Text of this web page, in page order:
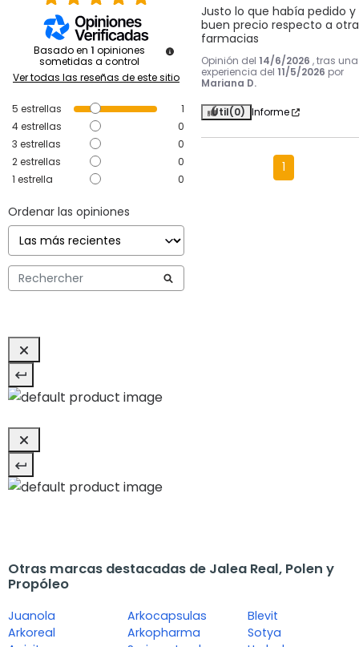
Basado en 1 opiniones
sometidas a control
Ver todas las reseñas de este sitio
5 estrellas
1
4estrellas
0
3 estrellas
0
2estrellas
0
1 estrella 0
Ordenar las opiniones
Justo lo que había pedido y
buen precio respecto a
farmacias
Opinión del 14/6/2026 , tras una
experiencia del 11/5/2026 por
Mariana D.
Útil(0) Informe
1
Otras marcas destacadas de Jalea Real, Polen y
Propóleo
Juanola
Arkoreal
Arkocapsulas
Arkopharma
Blevit
Sotya